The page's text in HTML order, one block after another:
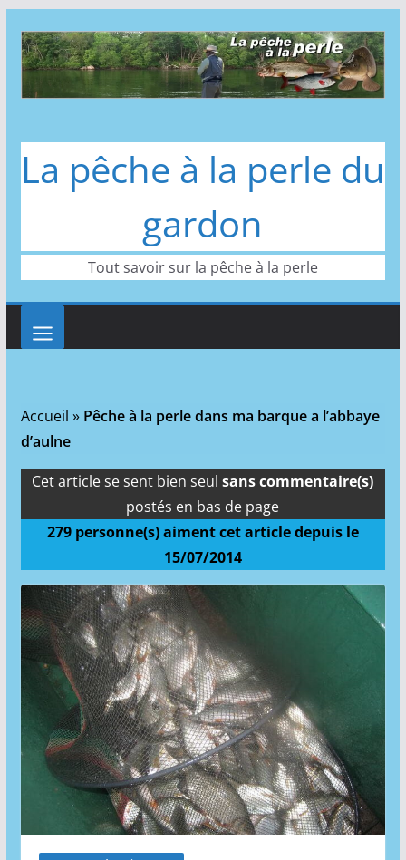
au
contenu
La pêche à la perle du
gardon
Tout savoir sur la pêche à la perle
Accueil » Pêche à la perle dans ma barque a l’abbaye
d’aulne
Cet article se sent bien seulsans commentaire(s)
postés en bas de page
279personne(s) aiment cet article depuis le
15/07/2014